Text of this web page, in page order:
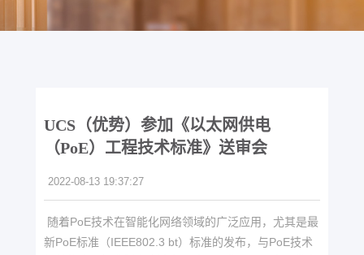
UCS（优势）参加《以太网供电
（PoE）工程技术标准》送审会
2022-08-13 19:37:27
随着PoE技术在智能化网络领域的广泛应用，尤其是最
新PoE标准（IEEE802.3 bt）标准的发布，与PoE技术